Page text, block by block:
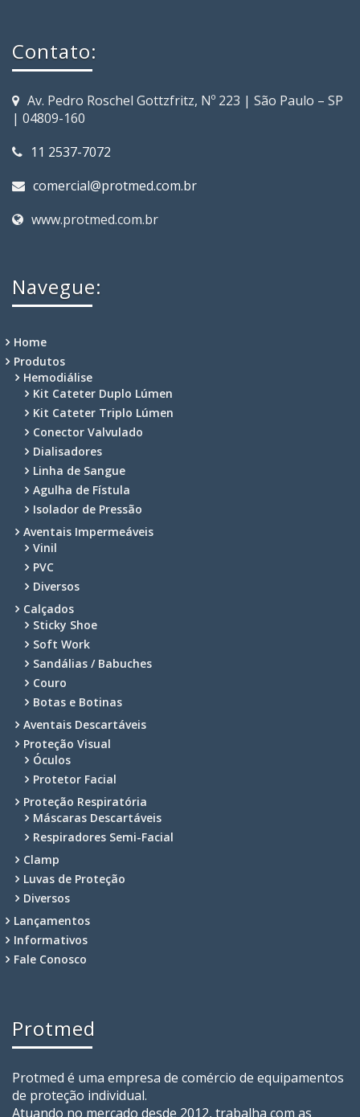
Contato:
Av. Pedro Roschel Gottzfritz, Nº 223 | São Paulo – SP
| 04809-160
11 2537-7072
comercial@protmed.com.br
www.protmed.com.br
Navegue:
Home
Produtos
Hemodiálise
Kit Cateter Duplo Lúmen
Kit Cateter Triplo Lúmen
Conector Valvulado
Dialisadores
Linha de Sangue
Agulha de Fístula
Isolador de Pressão
Aventais Impermeáveis
Vinil
PVC
Diversos
Calçados
Sticky Shoe
Soft Work
Sandálias / Babuches
Couro
Botas e Botinas
Aventais Descartáveis
Proteção Visual
Óculos
Protetor Facial
Proteção Respiratória
Máscaras Descartáveis
Respiradores Semi-Facial
Clamp
Luvas de Proteção
Diversos
Lançamentos
Informativos
Fale Conosco
Protmed
Protmed é uma empresa de comércio de equipamentos
de proteção individual.
Atuando no mercado desde 2012, trabalha com as